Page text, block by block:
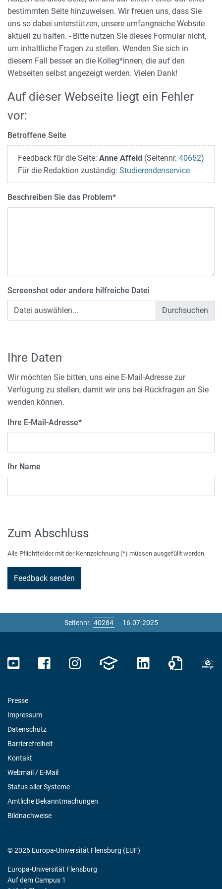
bestimmten Seite hinzuweisen. Wir freuen uns, dass Sie
uns so dabei unterstützen, unsere umfangreiche Website
aktuell zu halten. - Bitte nutzen Sie dieses Formular nicht,
um inhaltliche Fragen zu stellen. Wenden Sie sich in
diesem Fall besser an die Kolleg*innen, die auf den
Webseiten selbst angezeigt werden. Vielen Dank!
Auf dieser Webseite liegt ein Fehler
vor:
Betroffene Seite
Feedback für die Seite: Anne Affeld (Seitennr. 40652)
Für die Redaktion zuständig: Studierendenservice
Beschreiben Sie das Problem*
Screenshot oder andere hilfreiche Datei
Datei auswählen...
Ihre Daten
Wir möchten Sie bitten, uns eine E-Mail-Adresse zur
Verfügung zu stellen, damit wir uns bei Rückfragen an Sie
wenden können.
Ihre E-Mail-Adresse*
Ihr Name
Zum Abschluss
Alle Pflichtfelder mit der Kennzeichnung (*) müssen ausgefüllt werden.
Seitennr. 16.07.2025
Presse
Impressum
Datenschutz
Barrierefreiheit
Kontakt
Webmail / E-Mail
Status aller Systeme
Amtliche Bekanntmachungen
Bildnachweise
© 2026 Europa-Universität Flensburg (EUF)
Europa-Universität Flensburg
Auf dem Campus 1